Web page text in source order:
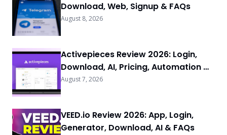
Download, Web, Signup & FAQs
August 8, 2026
Activepieces Review 2026: Login,
Download, AI, Pricing, Automation &
FAQs
August 7, 2026
VEED.io Review 2026: App, Login,
Generator, Download, AI & FAQs